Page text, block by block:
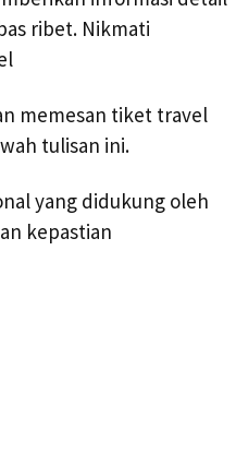
ribet. Nikmati
memesan tiket travel
tulisan ini.
yang didukung oleh
kepastian